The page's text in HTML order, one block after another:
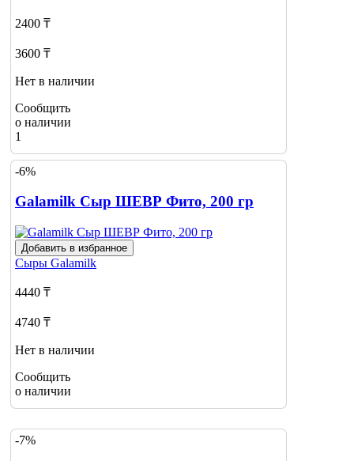
2400 ₸
3600 ₸
Нет в наличии
Сообщить
о наличии
1
-6%
Galamilk Сыр ШЕВР Фито, 200 гр
Добавить в избранное
Сыры Galamilk
4440 ₸
4740 ₸
Нет в наличии
Сообщить
о наличии
-7%